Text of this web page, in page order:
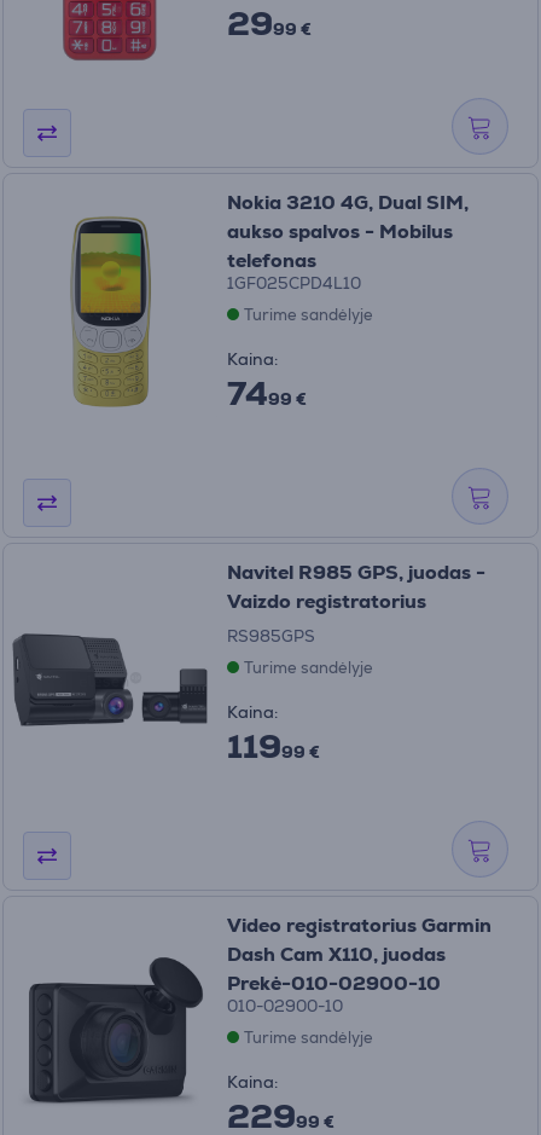
2999 €
Nokia 3210 4G, Dual SIM,
aukso spalvos - Mobilus
telefonas
1GF025CPD4L10
Turime sandėlyje
Kaina:
7499 €
Navitel R985 GPS, juodas -
Vaizdo registratorius
RS985GPS
Turime sandėlyje
Kaina:
11999 €
Video registratorius Garmin
Dash Cam X110, juodas
Prekė-010-02900-10
010-02900-10
Turime sandėlyje
Kaina:
22999 €